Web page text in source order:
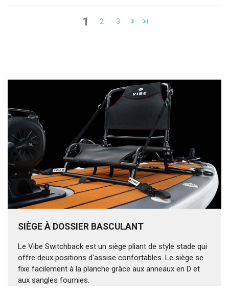
1 2 3
SIÈGE À DOSSIER BASCULANT
Le Vibe Switchback est un siège pliant de style stade qui
offre deux positions d'assise confortables. Le siège se
fixe facilement à la planche grâce aux anneaux en D et
aux sangles fournies.